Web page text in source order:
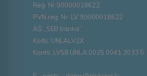
Reģ. Nr.90000018622
PVN reģ. Nr. LV 90000018622
AS „SEB banka”
Kods: UNLALV2X
Konts: LV58 UNLA 0025 0041 3033 5